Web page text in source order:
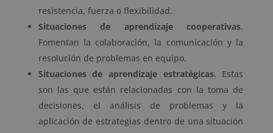
resistencia, fuerza o flexibilidad.
Situaciones de aprendizaje cooperativas.
Fomentan la colaboración, la comunicación y la
resolución de problemas en equipo.
Situaciones de aprendizaje estratégicas. Estas
son las que están relacionadas con la toma de
decisiones, el análisis de problemas y la
aplicación de estrategias dentro de una situación